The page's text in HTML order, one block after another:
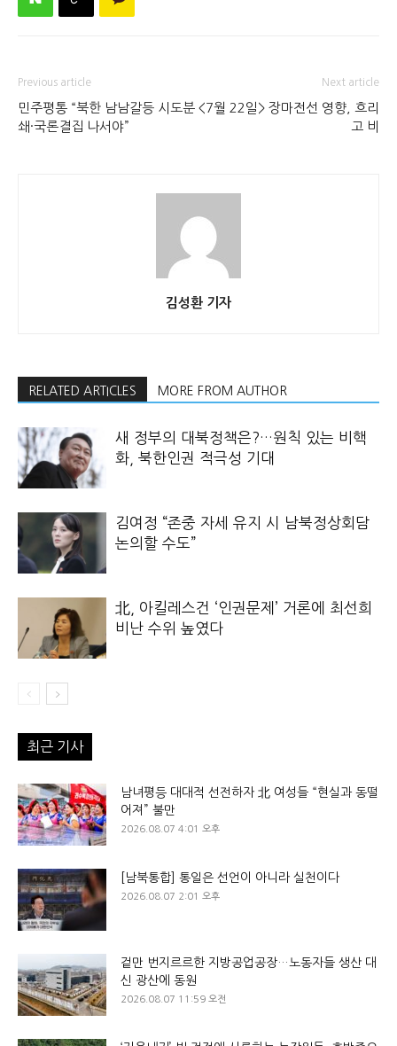
Previous article
민주평통 “북한 남남갈등 시도분
쇄·국론결집 나서야”
Next article
<7월 22일> 장마전선 영향, 흐리
고 비
김성환 기자
RELATED ARTICLES MORE FROM AUTHOR
새 정부의 대북정책은?…원칙 있는 비핵
화, 북한인권 적극성 기대
김여정 “존중 자세 유지 시 남북정상회담
논의할 수도”
北, 아킬레스건 ‘인권문제’ 거론에 최선희
비난 수위 높였다
최근 기사
남녀평등 대대적 선전하자 北 여성들 “현실과 동떨
어져” 불만
2026.08.07 4:01 오후
[남북통합] 통일은 선언이 아니라 실천이다
2026.08.07 2:01 오후
겉만 번지르르한 지방공업공장…노동자들 생산 대
신 광산에 동원
2026.08.07 11:59 오전